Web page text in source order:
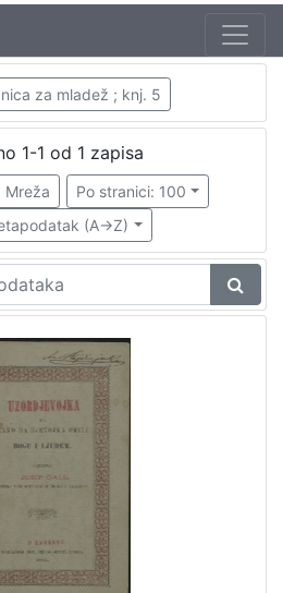
doba
za mladež ; knj. 5
1-1 od 1 zapisa
Mreža
Po stranici: 100
(A->Z)